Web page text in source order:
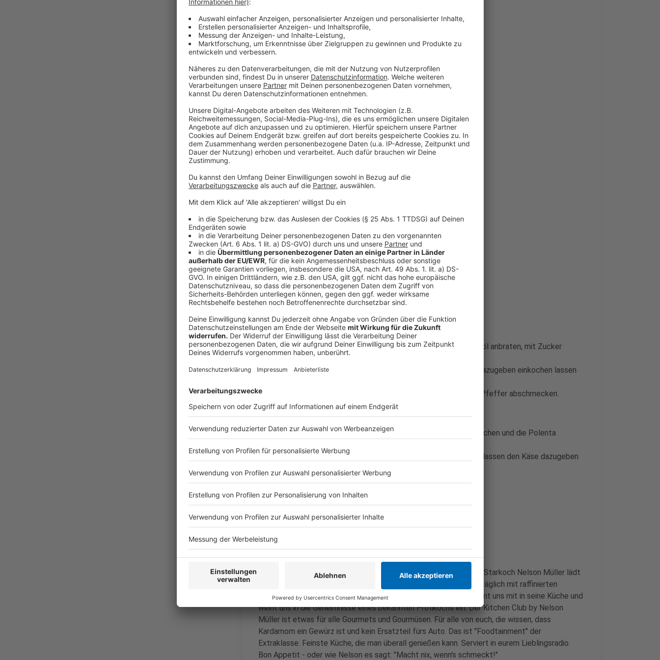
Salz
Pfeffer
Zucker
1 Lorbeerblatt
100ml Granatapfelsirup
50ml roter Portwein
halber Granatapfel
Für die Polenta:
450ml Gemüse Brühe
450ml Sahne
100g Parmesan
Salz
Pfeffer
Zwei Rosmarinzweige
Anzeige
Und so bereitet ihr das Essen zu
Anzeige
Radicchio:
Den Strunk des Radicchio entfernen und die Blätter in Olivenöl anbraten, mit Zucker
bestreuen und leicht karamellisieren.
Mit Portwein und Granatapfelsirup ablöschen Lorbeerblatt dazugeben einkochen lassen
Den reduzierten Fond mit Butter leicht binden. Mit Salz und Pfeffer abschmecken.
Polenta:
Die Sahne mit der Gemüsebrühe und dem Lorbeerblatt aufkochen und die Polenta
Mit Salz und Pfeffer abschmecken und fünf Minuten ziehen lassen den Käse dazugeben
und nochmal abschmecken.
Das ist der Kitchen Club by Nelson Müller
Anzeige
Bei euch läuft das Radio in der Küche, bei uns die Küche im Radio. Starkoch Nelson Müller lädt
uns exklusiv in seinen Kitchen Club ein. Ab sofort versorgt er uns täglich mit raffinierten
Rezepten zum Nachkochen oder Nachkochen lassen. Nelson nimmt uns mit in seine Küche und
weiht uns in die Geheimnisse eines bekannten Profikochs ein. Der Kitchen Club by Nelson
Müller ist etwas für alle Gourmets und Gourmüsen. Für alle von euch, die wissen, dass
Kardamom ein Gewürz ist und kein Ersatzteil fürs Auto. Das ist "Foodtainment" der
Extraklasse. Feinste Küche, die man überall genießen kann. Serviert in eurem Lieblingsradio.
Bon Appetit - oder wie Nelson es sagt: "Macht nix, wenn's schmeckt!"